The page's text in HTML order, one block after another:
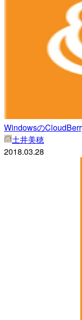
Windowsの
土井美穂
2018.03.28